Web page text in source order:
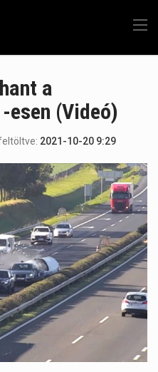
a
esen (Videó)
2021-10-20 9:29